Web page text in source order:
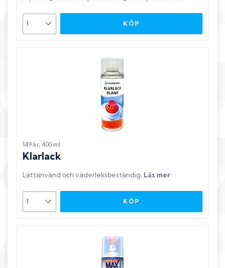
KÖP
149 kr, 400 ml
Klarlack
Lättanvänd och väderleksbeständig Läs mer
KÖP